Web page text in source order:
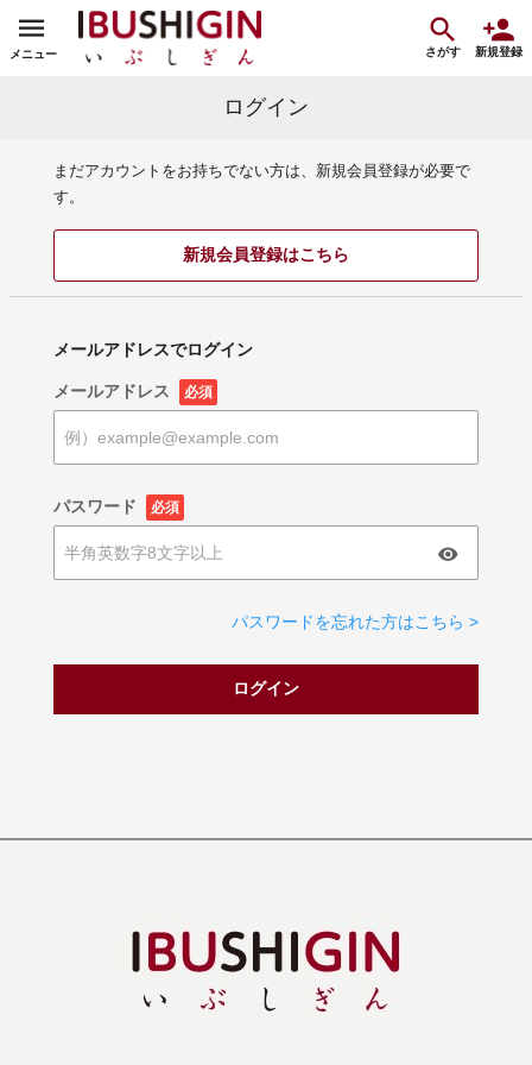
メニュー さがす 新規登録
ログイン
まだアカウントをお持ちでない方は、新規会員登録が必要で
す。
新規会員登録はこちら
メールアドレスでログイン
メールアドレス 必須
パスワード 必須
パスワードを忘れた方はこちら >
ログイン